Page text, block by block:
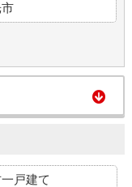
戸建て